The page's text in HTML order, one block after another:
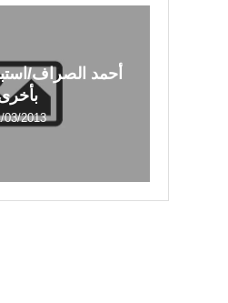
أحمد الصراف/
03/2013